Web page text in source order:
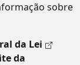
sobre
da Lei
da